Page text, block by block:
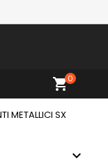
shopping_cart0
METALLICI SX